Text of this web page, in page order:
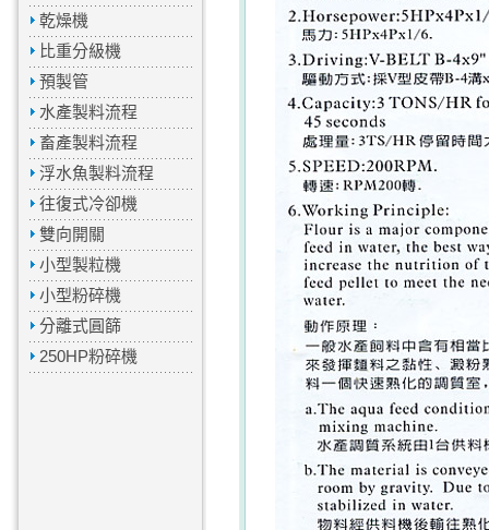
乾燥機
比重分級機
預製管
水產製料流程
畜產製料流程
浮水魚製料流程
往復式冷卻機
雙向開關
小型製粒機
小型粉碎機
分離式圓篩
250HP粉碎機